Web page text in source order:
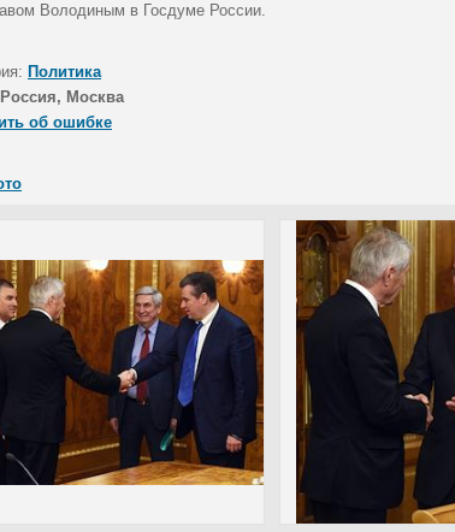
Володиным в Госдуме России.
Политика
Россия, Москва
об ошибке